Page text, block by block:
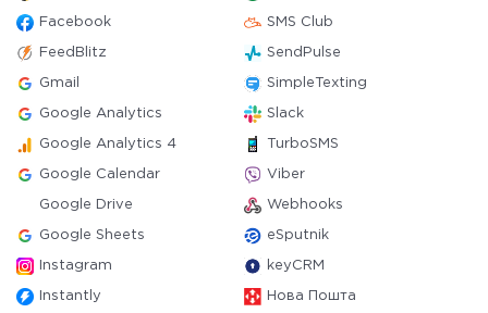
Facebook SMS Club
FeedBlitz SendPulse
Gmail SimpleTexting
Google Analytics Slack
Google Analytics 4 TurboSMS
Google Calendar Viber
Google Drive Webhooks
Google Sheets eSputnik
Instagram keyCRM
Instantly Нова Пошта